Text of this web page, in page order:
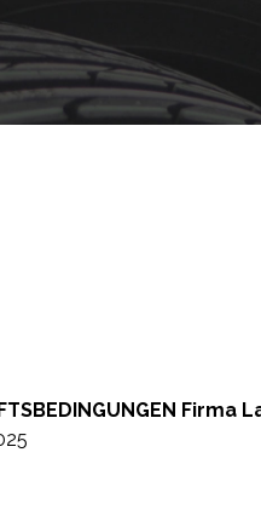
Firma